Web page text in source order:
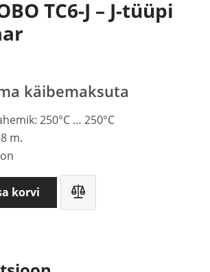
TC6-J – J-tüüpi
käibemaksuta
250°C … 250°C
m.
korvi